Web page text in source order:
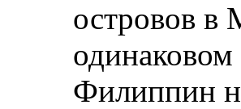
островов в
Филиппин